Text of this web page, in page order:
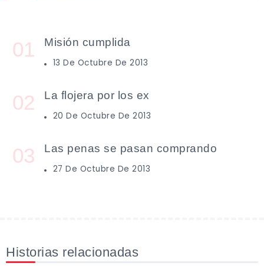
Misión cumplida
13 De Octubre De 2013
La flojera por los ex
20 De Octubre De 2013
Las penas se pasan comprando
27 De Octubre De 2013
Historias relacionadas
FEMINISMO